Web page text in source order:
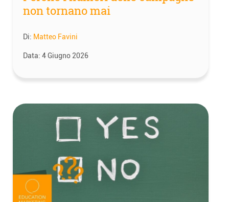
non tornano mai
Di: Matteo Favini
Data: 4 Giugno 2026